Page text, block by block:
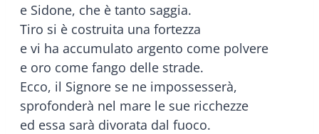
e Sidone, che è tanto saggia.
Tiro si è costruita una fortezza
e vi ha accumulato argento come polvere
e oro come fango delle strade.
Ecco, il Signore se ne impossesserà,
sprofonderà nel mare le sue ricchezze
ed essa sarà divorata dal fuoco.